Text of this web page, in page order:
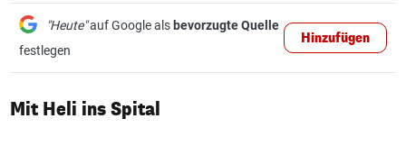
"Heute"auf Google als bevorzugte Quelle
festlegen
Hinzufügen
Mit Heli ins Spital